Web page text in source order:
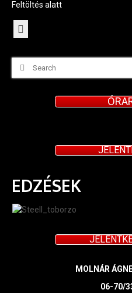
Sportágaink
Cheerdance
Csapataink
Feltöltés alatt
Search
EDZÉSEK
MOLNÁR
06-70/